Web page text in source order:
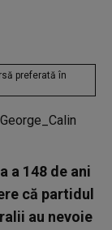
preferată în
a 148 de ani
că partidul
au nevoie